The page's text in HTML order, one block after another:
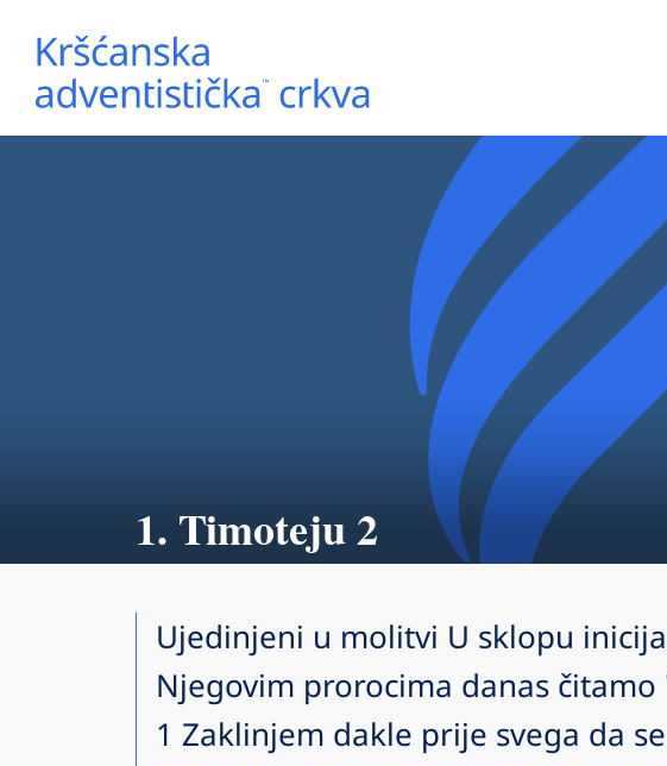
1. Timoteju 2
Ujedinjeni u molitvi U sklopu
Njegovim prorocima danas
1 Zaklinjem dakle prije svega da